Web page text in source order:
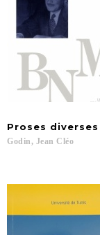
Proses diverses
Godin, Jean Cléo